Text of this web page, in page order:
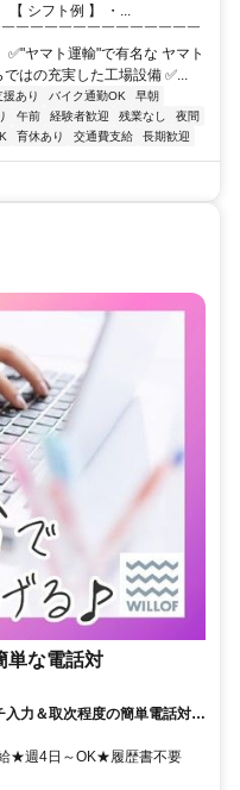
【 シフト例 】 ・...
￣￣￣￣￣￣￣￣￣￣￣￣￣
ヤマト運輸"で有名な ヤマト
はの充実した工場設備 ✅...
援あり バイク通勤OK
早朝
午前 経験者歓迎 残業なし
夜間
育休あり 交通費支給 長期歓迎
単な電話対
力＆取次程度の簡単電話対応
★週4日～OK★履歴書不要